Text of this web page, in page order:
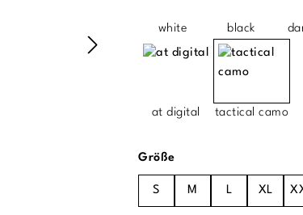
white black
at digital tactical camo
Größeauswählen
S M L XL